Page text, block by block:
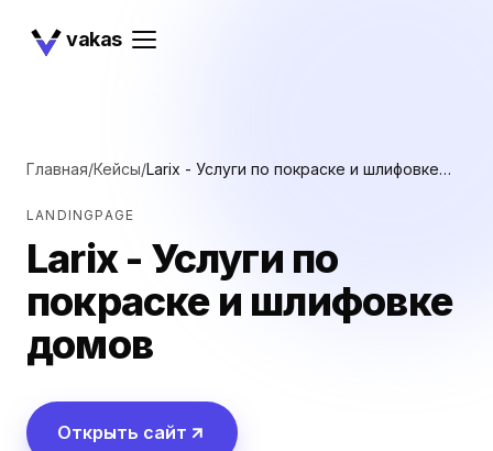
vakas
Главная/Кейсы/Larix - Услуги по покраске и шлифовке
LANDINGPAGE
Larix - Услуги по
покраске и шлифовке
домов
Открыть сайт